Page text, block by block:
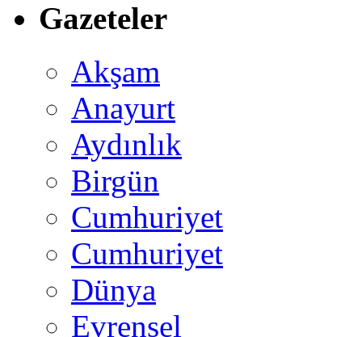
Gazeteler
Akşam
Anayurt
Aydınlık
Birgün
Cumhuriyet
Cumhuriyet
Dünya
Evrensel